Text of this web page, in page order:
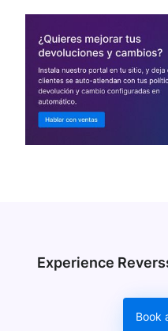
Experience
Book